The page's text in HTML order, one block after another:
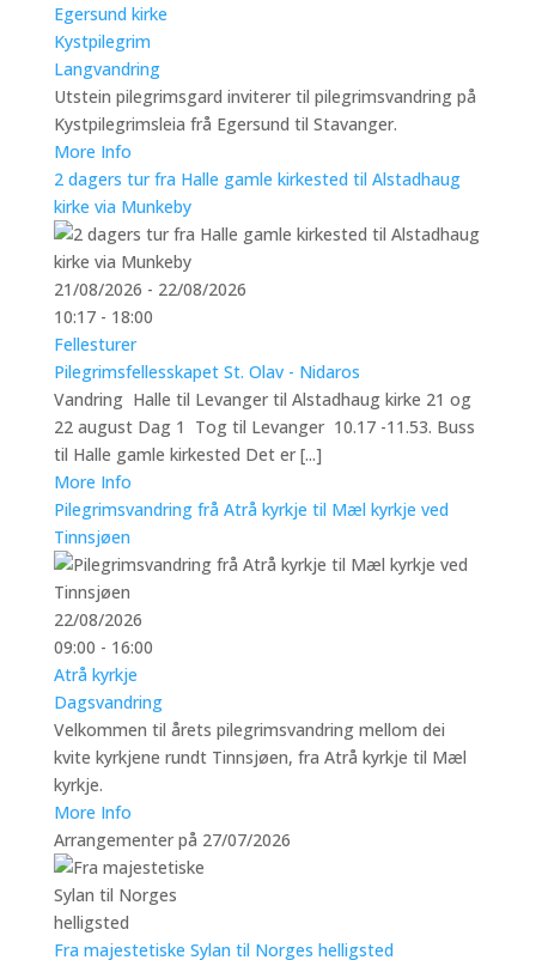
Egersund kirke
Kystpilegrim
Langvandring
Utstein pilegrimsgard inviterer til pilegrimsvandring på
Kystpilegrimsleia frå Egersund til Stavanger.
More Info
2 dagers tur fra Halle gamle kirkested til Alstadhaug
kirke via Munkeby
21/08/2026 - 22/08/2026
10:17 - 18:00
Fellesturer
Pilegrimsfellesskapet St. Olav - Nidaros
Vandring Halle til Levanger til Alstadhaug kirke 21 og
22 august Dag 1 Tog til Levanger 10.17 -11.53. Buss
til Halle gamle kirkested Det er [...]
More Info
Pilegrimsvandring frå Atrå kyrkje til Mæl kyrkje ved
Tinnsjøen
22/08/2026
09:00 - 16:00
Atrå kyrkje
Dagsvandring
Velkommen til årets pilegrimsvandring mellom dei
kvite kyrkjene rundt Tinnsjøen, fra Atrå kyrkje til Mæl
kyrkje.
More Info
Arrangementer på 27/07/2026
Fra majestetiske Sylan til Norges helligsted